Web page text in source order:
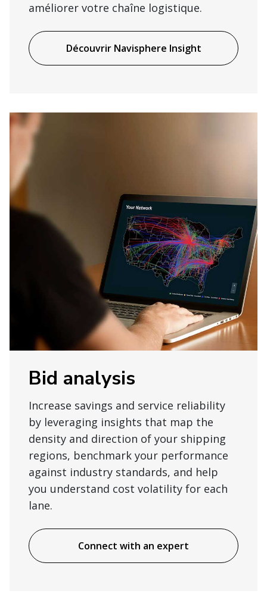
améliorer votre chaîne logistique.
Découvrir Navisphere Insight
Bid analysis
Increase savings and service reliability
by leveraging insights that map the
density and direction of your shipping
regions, benchmark your performance
against industry standards, and help
you understand cost volatility for each
lane.
Connect with an expert